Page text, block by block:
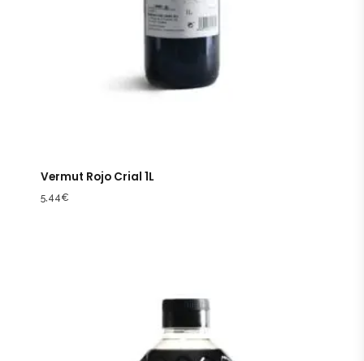
Vermut Rojo Crial 1L
5,44€